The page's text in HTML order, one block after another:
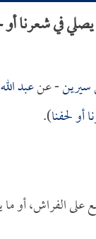
في شعرنا أو
سيرين- عنعبد
أو لحفنا).
الفراش، أو